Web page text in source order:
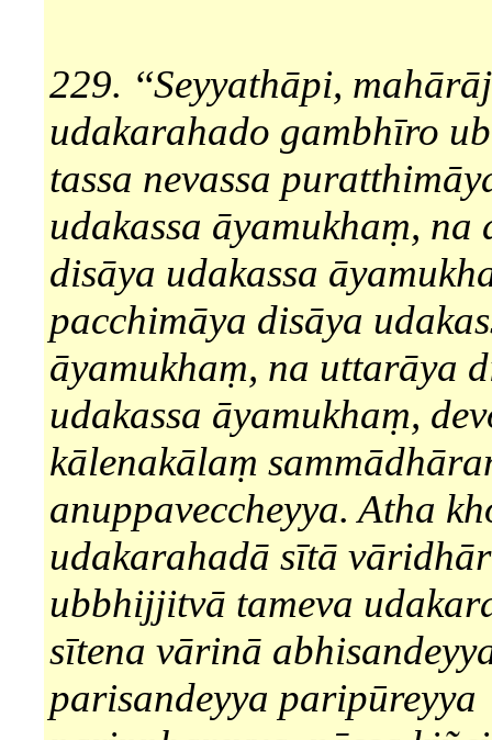
229. ‘‘Seyyathāpi,
udakarahado gambhīro
tassa nevassa
udakassa āyamukhaṃ, na
disāya udakassa
pacchimāya disāya
āyamukhaṃ, na uttarāya
udakassa āyamukhaṃ,
kālenakālaṃ
anuppaveccheyya. Atha
udakarahadā sītā
ubbhijjitvā tameva
sītena vārinā
parisandeyya paripūreyya